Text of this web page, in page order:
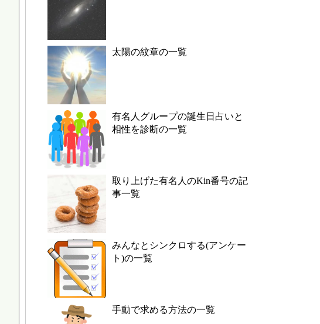
太陽の紋章の一覧
有名人グループの誕生日占いと
相性を診断の一覧
取り上げた有名人のKin番号の記
事一覧
みんなとシンクロする(アンケー
ト)の一覧
手動で求める方法の一覧